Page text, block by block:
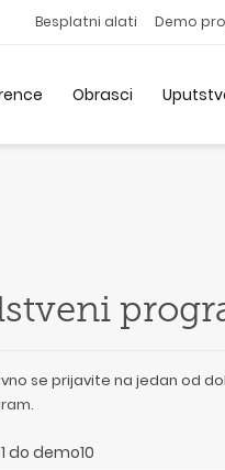
Besplatni alati Demo
Obrasci
se prijavite na jedan od
.
do demo10